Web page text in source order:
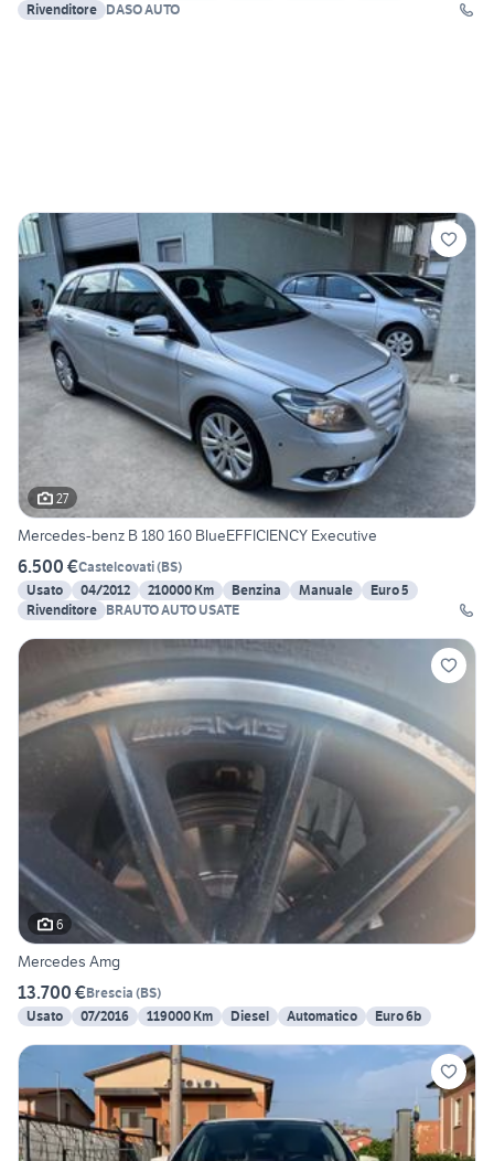
Rivenditore DASO AUTO
27
Mercedes-benz B 180 160 BlueEFFICIENCY Executive
6.500 €Castelcovati(BS)
Usato
04/2012 210000 Km Benzina Manuale
Euro 5
Rivenditore BRAUTO AUTO USATE
6
Mercedes Amg
13.700 €Brescia (BS)
Usato
07/2016 119000 Km Diesel Automatico Euro 6b